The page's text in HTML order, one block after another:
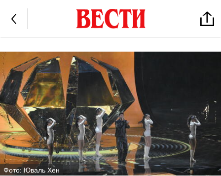
Фото: Юваль Хен